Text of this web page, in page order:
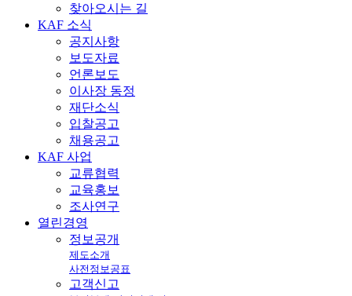
찾아오시는 길
KAF 소식
공지사항
보도자료
언론보도
이사장 동정
재단소식
입찰공고
채용공고
KAF 사업
교류협력
교육홍보
조사연구
열린경영
정보공개
제도소개
사전정보공표
고객신고